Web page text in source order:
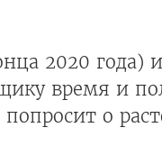
2020 года)
время и
о